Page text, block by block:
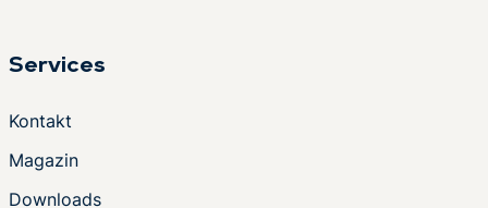
Services
Kontakt
Magazin
Downloads